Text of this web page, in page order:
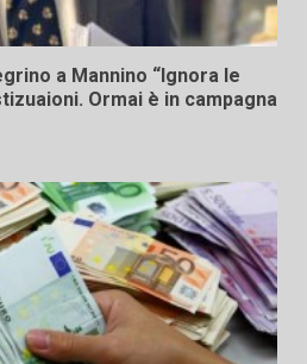
a Mannino “Ignora le
Ormai è in campagna